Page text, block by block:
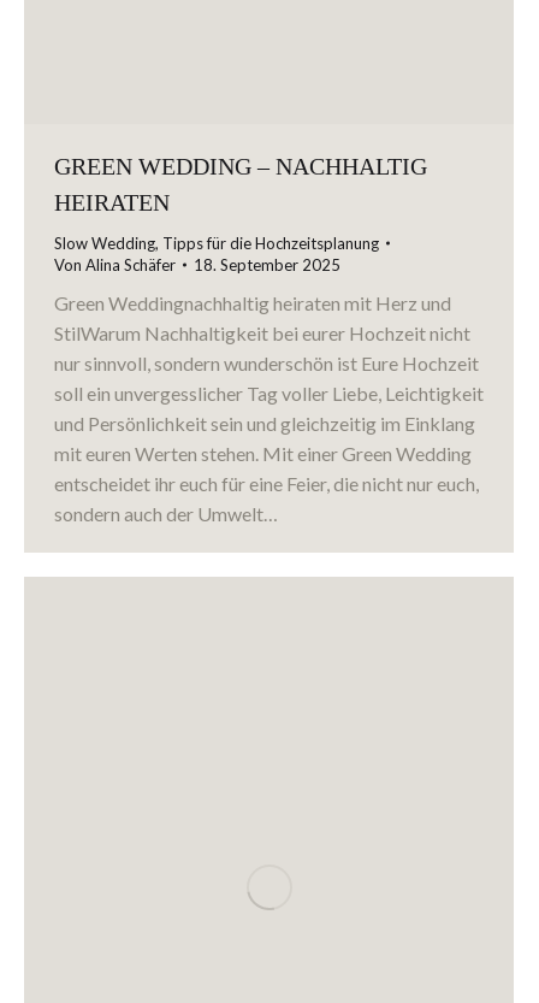
GREEN WEDDING – NACHHALTIG
HEIRATEN
Slow Wedding, Tipps für die Hochzeitsplanung
Von Alina Schäfer 18. September 2025
Green Weddingnachhaltig heiraten mit Herz und
StilWarum Nachhaltigkeit bei eurer Hochzeit nicht
nur sinnvoll, sondern wunderschön ist Eure Hochzeit
soll ein unvergesslicher Tag voller Liebe, Leichtigkeit
und Persönlichkeit sein und gleichzeitig im Einklang
mit euren Werten stehen. Mit einer Green Wedding
entscheidet ihr euch für eine Feier, die nicht nur euch,
sondern auch der Umwelt…